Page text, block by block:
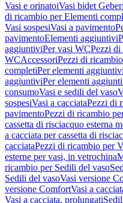
Vasi e orinatoiVasi bidet
di ricambio per Elementi
Vasi sospesiVasi a pavimento
pavimentoElementi aggiuntivi
aggiuntiviPer vasi WCPezzi di
WCAccessoriPezzi di
completiPer elementi aggiuntivi
aggiuntiviPer elementi
consumoVasi e sedili del vaso
sospesiVasi a cacciataPezzi di
pavimentoPezzi di ricambio
cassetta di risciacquo esterna
a cacciata per cassetta di
cacciataPezzi di ricambio per
esterne per vasi, in vetrochina
ricambio per Sedili del vaso
Sedili del vasoVasi versione
versione ComfortVasi a
Vasi a cacciata, prolungati